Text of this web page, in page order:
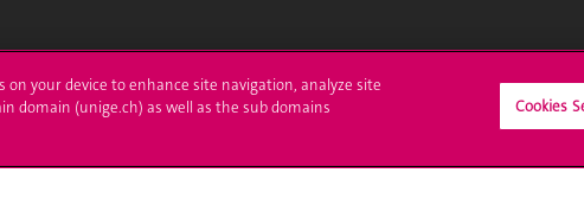
Immatriculations
administratives Médias
on your device to enhance site navigation, analyze site
domain (unige.ch) as well as the sub domains
Cookies